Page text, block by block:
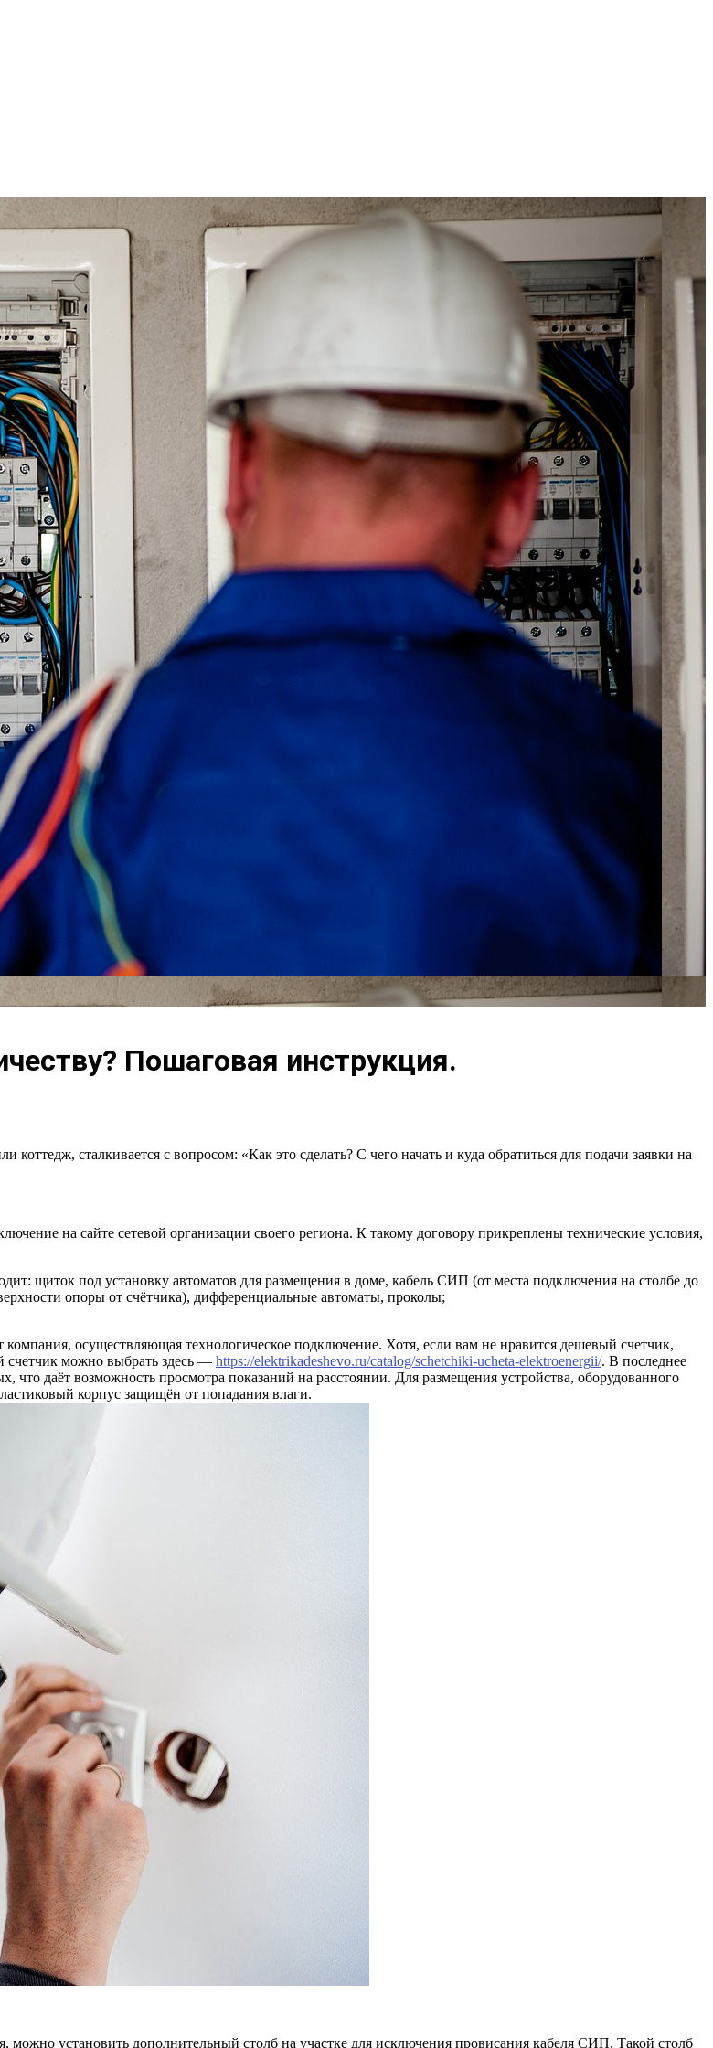
Пошаговая инструкция.
сталкивается с вопросом: «Как это сделать? С чего начать и куда обратиться для подачи заявки на
на сайте сетевой организации своего региона. К такому договору прикреплены технические условия,
щиток под установку автоматов для размещения в доме, кабель СИП (от места подключения на столбе до
опоры от счётчика), дифференциальные автоматы, проколы;
осуществляющая технологическое подключение. Хотя, если вам не нравится дешевый счетчик,
счетчик можно выбрать здесь — https://elektrikadeshevo.ru/catalog/schetchiki-ucheta-elektroenergii/. В последнее
даёт возможность просмотра показаний на расстоянии. Для размещения устройства, оборудованного
корпус защищён от попадания влаги.
можно установить дополнительный столб на участке для исключения провисания кабеля СИП. Такой столб